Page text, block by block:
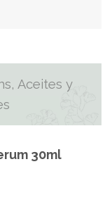
Aceites y
30ml